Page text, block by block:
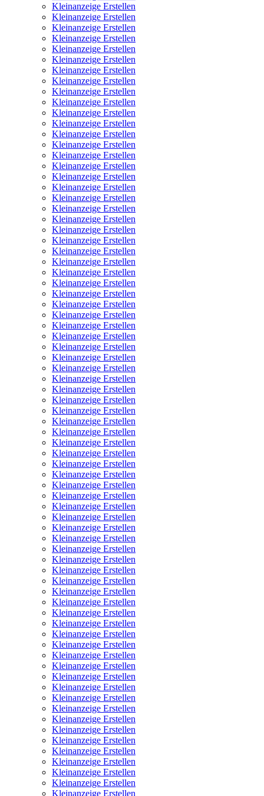
Kleinanzeige Erstellen
Kleinanzeige Erstellen
Kleinanzeige Erstellen
Kleinanzeige Erstellen
Kleinanzeige Erstellen
Kleinanzeige Erstellen
Kleinanzeige Erstellen
Kleinanzeige Erstellen
Kleinanzeige Erstellen
Kleinanzeige Erstellen
Kleinanzeige Erstellen
Kleinanzeige Erstellen
Kleinanzeige Erstellen
Kleinanzeige Erstellen
Kleinanzeige Erstellen
Kleinanzeige Erstellen
Kleinanzeige Erstellen
Kleinanzeige Erstellen
Kleinanzeige Erstellen
Kleinanzeige Erstellen
Kleinanzeige Erstellen
Kleinanzeige Erstellen
Kleinanzeige Erstellen
Kleinanzeige Erstellen
Kleinanzeige Erstellen
Kleinanzeige Erstellen
Kleinanzeige Erstellen
Kleinanzeige Erstellen
Kleinanzeige Erstellen
Kleinanzeige Erstellen
Kleinanzeige Erstellen
Kleinanzeige Erstellen
Kleinanzeige Erstellen
Kleinanzeige Erstellen
Kleinanzeige Erstellen
Kleinanzeige Erstellen
Kleinanzeige Erstellen
Kleinanzeige Erstellen
Kleinanzeige Erstellen
Kleinanzeige Erstellen
Kleinanzeige Erstellen
Kleinanzeige Erstellen
Kleinanzeige Erstellen
Kleinanzeige Erstellen
Kleinanzeige Erstellen
Kleinanzeige Erstellen
Kleinanzeige Erstellen
Kleinanzeige Erstellen
Kleinanzeige Erstellen
Kleinanzeige Erstellen
Kleinanzeige Erstellen
Kleinanzeige Erstellen
Kleinanzeige Erstellen
Kleinanzeige Erstellen
Kleinanzeige Erstellen
Kleinanzeige Erstellen
Kleinanzeige Erstellen
Kleinanzeige Erstellen
Kleinanzeige Erstellen
Kleinanzeige Erstellen
Kleinanzeige Erstellen
Kleinanzeige Erstellen
Kleinanzeige Erstellen
Kleinanzeige Erstellen
Kleinanzeige Erstellen
Kleinanzeige Erstellen
Kleinanzeige Erstellen
Kleinanzeige Erstellen
Kleinanzeige Erstellen
Kleinanzeige Erstellen
Kleinanzeige Erstellen
Kleinanzeige Erstellen
Kleinanzeige Erstellen
Kleinanzeige Erstellen
Kleinanzeige Erstellen